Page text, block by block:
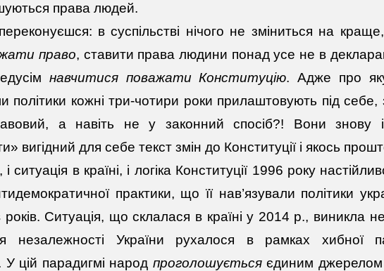
права людей.
в суспільстві нічого не зміниться на
право, ставити права людини понад усе не в
навчитися поважати Конституцію. Адже про
політики кожні три-чотири роки прилаштовують під
а навіть не у законний спосіб?! Вони знову і
вигідний для себе текст змін до Конституції і якось
ситуація в країні, і логіка Конституції 1996 року
практики, що її нав’язували політики
років. Ситуація, що склалася в країні у 2014 р., виникла
незалежності України рухалося в рамках
У цій парадигмі народ проголошуєтьсяєдиним